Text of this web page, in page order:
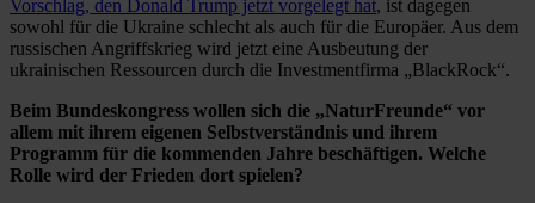
Vorschlag, den Donald Trump jetzt vorgelegt hat, ist dagegen
sowohl für die Ukraine schlecht als auch für die Europäer. Aus dem
russischen Angriffskrieg wird jetzt eine Ausbeutung der
ukrainischen Ressourcen durch die Investmentfirma „BlackRock“.
Beim Bundeskongress wollen sich die „NaturFreunde“ vor
allem mit ihrem eigenen Selbstverständnis und ihrem
Programm für die kommenden Jahre beschäftigen. Welche
Rolle wird der Frieden dort spielen?